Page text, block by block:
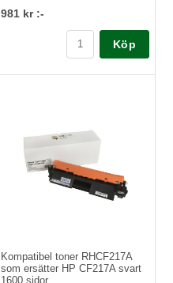
981 kr :-
Köp
Kompatibel toner RHCF217A
som ersätter HP CF217A svart
1600 sidor